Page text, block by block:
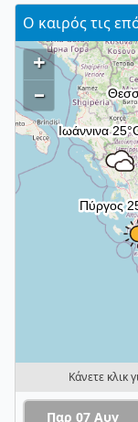
Ο καιρός τις
+
–
Κάνετε κλικ
Παρ 07 Αυγ